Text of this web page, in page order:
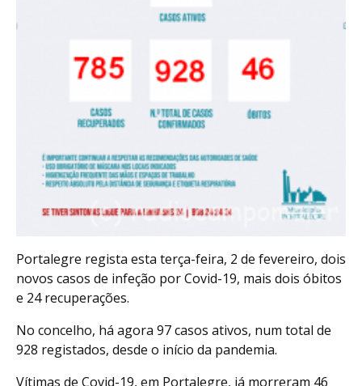
Portalegre regista esta terça-feira, 2 de fevereiro, dois
novos casos de infeção por Covid-19, mais dois óbitos
e 24 recuperações.
No concelho, há agora 97 casos ativos, num total de
928 registados, desde o início da pandemia.
Vítimas de Covid-19, em Portalegre, já morreram 46